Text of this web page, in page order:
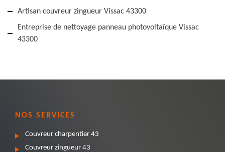
Artisan couvreur zingueur Vissac 43300
Entreprise de nettoyage panneau photovoltaïque Vissac
43300
NOS SERVICES
Couvreur charpentier 43
Couvreur zingueur 43